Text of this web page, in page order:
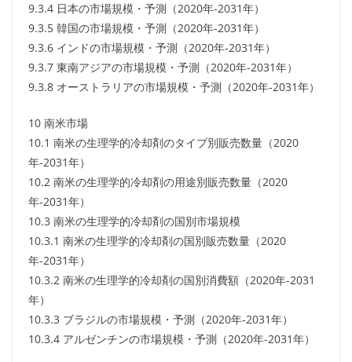
9.3.4 日本の市場規模・予測（2020年-2031年）
9.3.5 韓国の市場規模・予測（2020年-2031年）
9.3.6 インドの市場規模・予測（2020年-2031年）
9.3.7 東南アジアの市場規模・予測（2020年-2031年）
9.3.8 オーストラリアの市場規模・予測（2020年-2031年）
10 南米市場
10.1 南米の生理学的冷却剤のタイプ別販売数量（2020
年-2031年）
10.2 南米の生理学的冷却剤の用途別販売数量（2020
年-2031年）
10.3 南米の生理学的冷却剤の国別市場規模
10.3.1 南米の生理学的冷却剤の国別販売数量（2020
年-2031年）
10.3.2 南米の生理学的冷却剤の国別消費額（2020年-2031
年）
10.3.3 ブラジルの市場規模・予測（2020年-2031年）
10.3.4 アルゼンチンの市場規模・予測（2020年-2031年）